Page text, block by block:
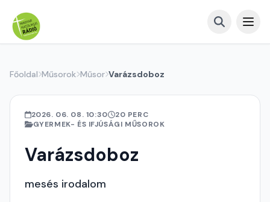
Főoldal Műsorok Műsor Varázsdoboz
2026. 06. 08. 10:30
20 PERC
GYERMEK- ÉS IFJÚSÁGI MŰSOROK
Varázsdoboz
mesés irodalom